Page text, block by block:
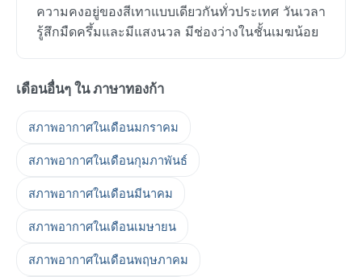
ความคงอยู่ของสีเทาแบบเดียวกันทั่วประเทศ วันเวลา
รู้สึกมืดครึ้มและมีแสงนวล มีช่องว่างในชั้นเมฆน้อย
เดือนอื่นๆ ใน ภาษาทองก้า
สภาพอากาศในเดือนมกราคม
สภาพอากาศในเดือนกุมภาพันธ์
สภาพอากาศในเดือนมีนาคม
สภาพอากาศในเดือนเมษายน
สภาพอากาศในเดือนพฤษภาคม